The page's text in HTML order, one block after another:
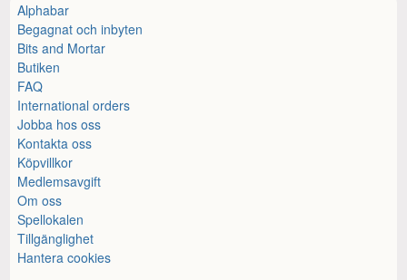
Alphabar
Begagnat och inbyten
Bits and Mortar
Butiken
FAQ
International orders
Jobba hos oss
Kontakta oss
Köpvillkor
Medlemsavgift
Om oss
Spellokalen
Tillgänglighet
Hantera cookies